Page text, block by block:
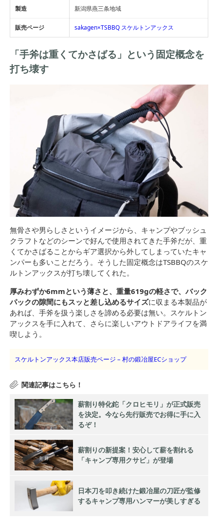
製造 新潟県燕三条地域
販売ページ sakagen×TSBBQ スケルトンアックス
「手斧は重くてかさばる」という固定概念を
打ち壊す
無骨さや男らしさというイメージから、キャンプやブッシュ
クラフトなどのシーンで好んで使用されてきた手斧だが、重
くてかさばることからギア選択から外してしまっていたキャ
ンパーも多いことだろう。そうした固定概念はTSBBQのスケ
ルトンアックスが打ち壊してくれた。
厚みわずか6mmという薄さと、重量619gの軽さで、バック
パックの隙間にもスッと差し込めるサイズに収まる本製品が
あれば、手斧を扱う楽しさを諦める必要は無い。スケルトン
アックスを手に入れて、さらに楽しいアウトドアライフを満
喫しよう。
スケルトンアックス本店販売ページ – 村の鍛冶屋ECショップ
薪割り特化鉈「クロヒモリ」が正式販売
を決定。今なら先行販売でお得に手に入
るぞ！
薪割りの新提案！安心して薪を割れる
「キャンプ専用クサビ」が登場
日本刀を叩き続けた鍛冶屋の刀匠が監修
するキャンプ専用ハンマーが美しすぎる